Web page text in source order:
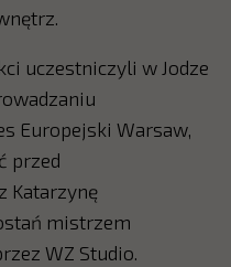
uczestniczyli w Jodze
Europejski Warsaw,
przed
Katarzynę
mistrzem
WZ Studio.